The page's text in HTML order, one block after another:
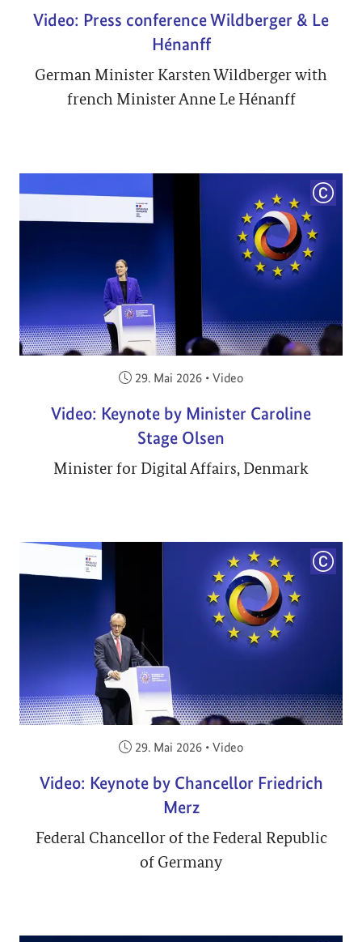
Video: Press conference Wildberger & Le
Hénanff
German Minister Karsten Wildberger with
french Minister Anne Le Hénanff
Veröffentlicht am:
29. Mai 2026 • Video
Video: Keynote by Minister Caroline
Stage Olsen
Minister for Digital Affairs, Denmark
Veröffentlicht am:
29. Mai 2026 • Video
Video: Keynote by Chancellor Friedrich
Merz
Federal Chancellor of the Federal Republic
of Germany